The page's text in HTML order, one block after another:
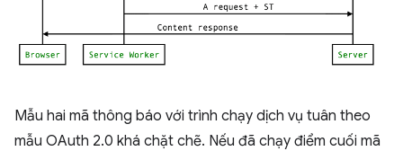
Mẫu hai mã thông báo với trình chạy dịch vụ tuân theo
mẫu OAuth 2.0 khá chặt chẽ. Nếu đã chạy điểm cuối mã